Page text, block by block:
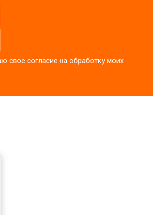
свое согласие на обработку моих